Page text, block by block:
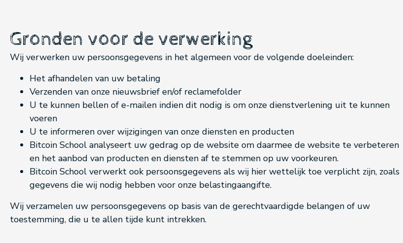
Gronden voor de verwerking
Wij verwerken uw persoonsgegevens in het algemeen voor de volgende doeleinden:
Het afhandelen van uw betaling
Verzenden van onze nieuwsbrief en/of reclamefolder
U te kunnen bellen of e-mailen indien dit nodig is om onze dienstverlening uit te kunnen
voeren
U te informeren over wijzigingen van onze diensten en producten
Bitcoin School analyseert uw gedrag op de website om daarmee de website te verbeteren
en het aanbod van producten en diensten af te stemmen op uw voorkeuren.
Bitcoin School verwerkt ook persoonsgegevens als wij hier wettelijk toe verplicht zijn, zoals
gegevens die wij nodig hebben voor onze belastingaangifte.
Wij verzamelen uw persoonsgegevens op basis van de gerechtvaardigde belangen of uw
toestemming, die u te allen tijde kunt intrekken.